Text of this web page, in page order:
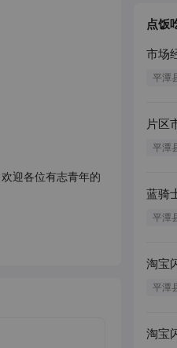
迎各位有志青年的
点饭
市场
平潭
平潭
平潭
淘宝
平潭
淘宝